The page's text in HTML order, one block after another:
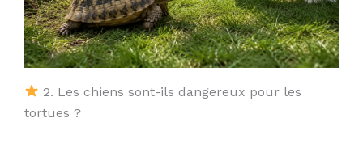
2. Les chiens sont-ils dangereux pour les
tortues ?